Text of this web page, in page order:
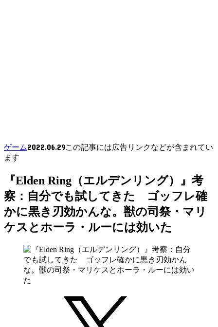
ゲーム2022.06.29この記事には広告リンクなどが含まれてい
ます
『Elden Ring（エルデンリング）』考
察：自分でも試してきた ゴッフレ確
かに黒き刃効かんな。獣の司祭・マリ
ケスとホーラ・ルーには効いた